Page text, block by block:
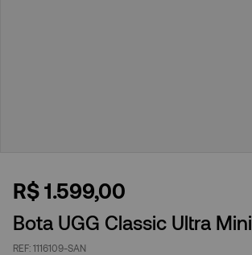
R$1.599,00
Bota UGG Classic Ultra Mini
1116109-SAN